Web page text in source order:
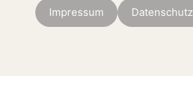
Impressum Datenschutz